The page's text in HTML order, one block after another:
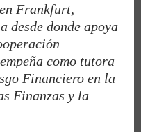
Frankfurt,
desde donde apoya
como tutora
Financiero en la
Finanzas y la